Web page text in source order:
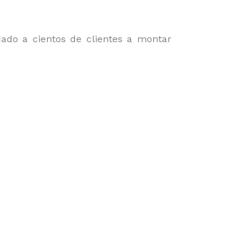
a cientos de clientes a montar